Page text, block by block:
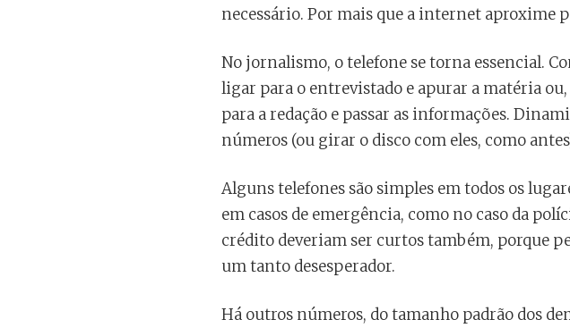
necessário. Por mais que a internet aproxime
No jornalismo, o telefone se torna essencial.
ligar para o entrevistado e apurar a matéria
para a redação e passar as informações.
números (ou girar o disco com eles, como
Alguns telefones são simples em todos os
em casos de emergência, como no caso da
crédito deveriam ser curtos também, porque
um tanto desesperador.
Há outros números, do tamanho padrão dos